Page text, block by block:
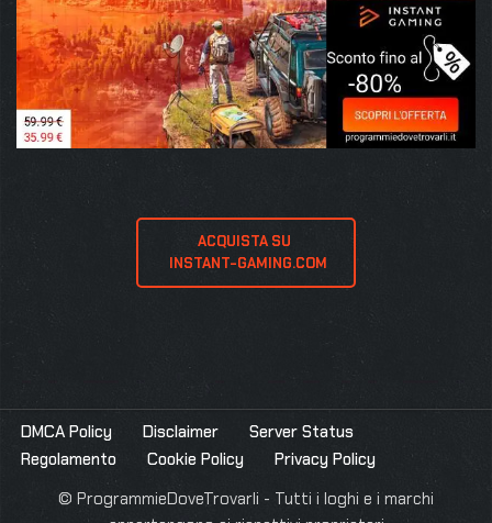
ACQUISTA SU
INSTANT-GAMING.COM
DMCA Policy Disclaimer
Server Status
Regolamento
Cookie Policy
Privacy Policy
© ProgrammieDoveTrovarli - Tutti i loghi e i marchi